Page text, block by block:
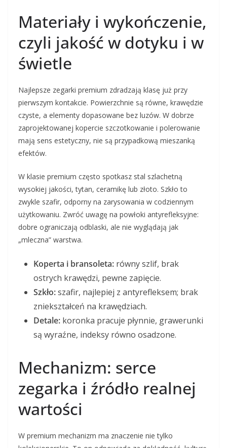
Materiały i wykończenie,
czyli jakość w dotyku i w
świetle
Najlepsze zegarki premium zdradzają klasę już przy
pierwszym kontakcie. Powierzchnie są równe, krawędzie
czyste, a elementy dopasowane bez luzów. W dobrze
zaprojektowanej kopercie szczotkowanie i polerowanie
mają sens estetyczny, nie są przypadkową mieszanką
efektów.
W klasie premium często spotkasz stal szlachetną
wysokiej jakości, tytan, ceramikę lub złoto. Szkło to
zwykle szafir, odporny na zarysowania w codziennym
użytkowaniu. Zwróć uwagę na powłoki antyrefleksyjne:
dobre ograniczają odblaski, ale nie wyglądają jak
„mleczna” warstwa.
Koperta i bransoleta: równy szlif, brak
ostrych krawędzi, pewne zapięcie.
Szkło:szafir, najlepiej z antyrefleksem; brak
zniekształceń na krawędziach.
Detale: koronka pracuje płynnie, grawerunki
są wyraźne, indeksy równo osadzone.
Mechanizm: serce
zegarka i źródło realnej
wartości
W premium mechanizm ma znaczenie nie tylko